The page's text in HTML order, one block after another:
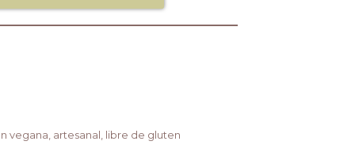
vegana artesanal libre de gluten